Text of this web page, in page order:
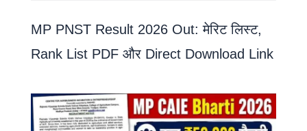
MP PNST Result 2026 Out: मेरिट लिस्ट,
Rank List PDF और Direct Download Link